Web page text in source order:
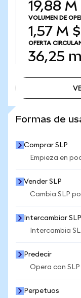
19,88 M
VOLUMEN DE
1,57 M $
OFERTA
36,25
Formas de
Comprar SLP
Empieza en
Vender SLP
Cambia SLP
Intercambiar SLP
Intercambia
Predecir
Opera con
Perpetuos